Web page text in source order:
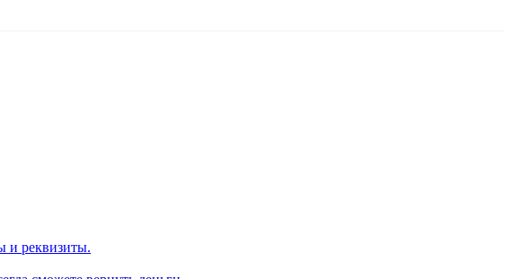
и реквизиты.